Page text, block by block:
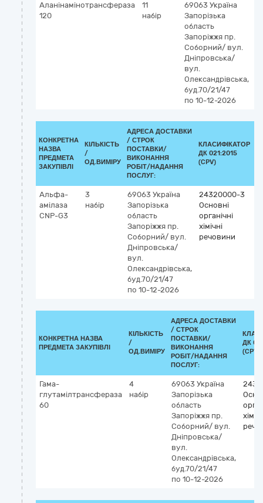
Аланінамінотрансфераза
120
11
набір
69063 Україна
Запорізька
область
Запоріжжя пр.
Соборний/ вул.
Дніпровська/
вул.
Олександрівська,
буд.70/21/47
по 10-12-2026
КОНКРЕТНА
НАЗВА
ПРЕДМЕТА
ЗАКУПІВЛІ
КІЛЬКІСТЬ
/
ОД.ВИМІРУ
АДРЕСА ДОСТАВКИ
/ СТРОК
ПОСТАВКИ/
ВИКОНАННЯ
РОБІТ/НАДАННЯ
ПОСЛУГ:
КЛАСИФІКАТОР
ДК 021:2015
(CPV)
Альфа-
амілаза
CNP-G3
3
набір
69063 Україна
Запорізька
область
Запоріжжя пр.
Соборний/ вул.
Дніпровська/
вул.
Олександрівська,
буд.70/21/47
по 10-12-2026
24320000-3
Основні
органічні
хімічні
речовини
КОНКРЕТНА НАЗВА
ПРЕДМЕТА ЗАКУПІВЛІ
КІЛЬКІСТЬ
/
ОД.ВИМІРУ
АДРЕСА ДОСТАВКИ
/ СТРОК
ПОСТАВКИ/
ВИКОНАННЯ
РОБІТ/НАДАННЯ
ПОСЛУГ:
ДК
(CPV)
Гама-
глутамілтрансфераза
60
4
набір
69063 Україна
Запорізька
область
Запоріжжя пр.
Соборний/ вул.
Дніпровська/
вул.
Олександрівська,
буд.70/21/47
по 10-12-2026